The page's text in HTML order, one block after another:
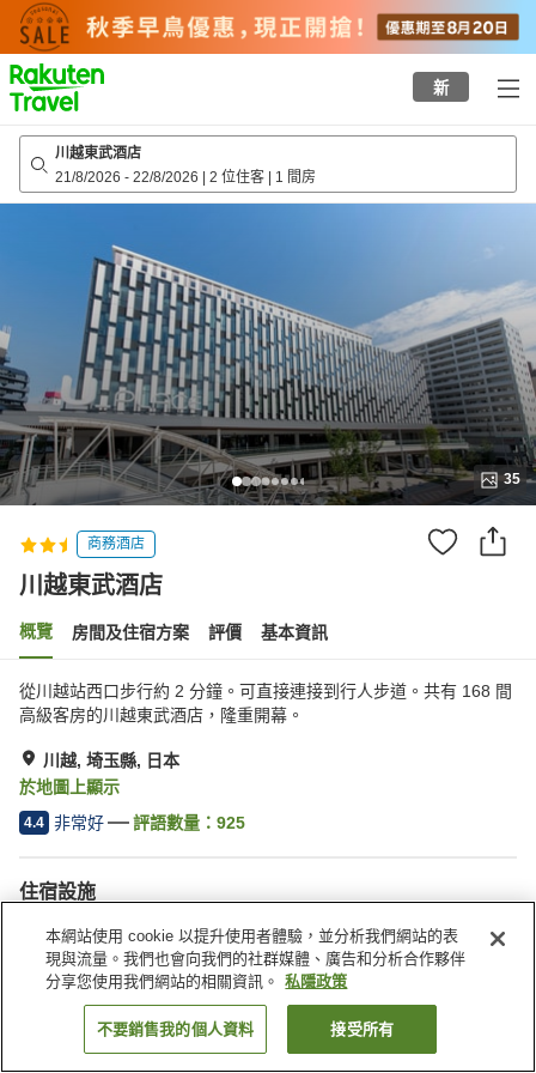
to
top
page
新
川越東武酒店
21/8/2026 - 22/8/2026 | 2 位住客 | 1 間房
35
商務酒店
川越東武酒店
概覽 房間及住宿方案 評價 基本資訊
從川越站西口步行約 2 分鐘。可直接連接到行人步道。共有 168 間
高級客房的川越東武酒店，隆重開幕。
川越, 埼玉縣, 日本
於地圖上顯示
4.4 非常好 評語數量： 925
住宿設施
餐廳
自動販賣機
收費洗衣房
送遞服務
找客房
本網站使用 cookie 以提升使用者體驗，並分析我們網站的表
現與流量。我們也會向我們的社群媒體、廣告和分析合作夥伴
分享您使用我們網站的相關資訊。
私隱政策
不要銷售我的個人資料 接受所有